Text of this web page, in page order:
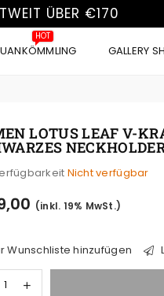
ÜBER €170
HOT
GALLERY
LOTUS LEAF V-
Nicht verfügbar
(inkl. 19% MwSt.)
Wunschliste hinzufügen